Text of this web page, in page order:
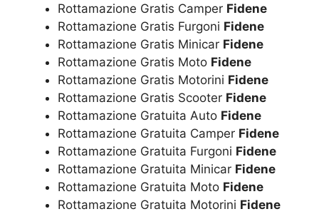
Rottamazione Gratis Camper Fidene
Rottamazione Gratis Furgoni Fidene
Rottamazione Gratis Minicar Fidene
Rottamazione Gratis Moto Fidene
Rottamazione Gratis Motorini Fidene
Rottamazione Gratis Scooter Fidene
Rottamazione Gratuita Auto Fidene
Rottamazione Gratuita Camper Fidene
Rottamazione Gratuita Furgoni Fidene
Rottamazione Gratuita Minicar Fidene
Rottamazione Gratuita Moto Fidene
Rottamazione Gratuita Motorini Fidene